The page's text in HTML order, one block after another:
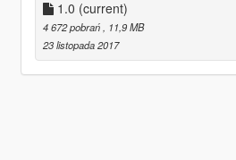
1.0 (current)
4 672 pobrań
, 11,9 MB
23 listopada 2017